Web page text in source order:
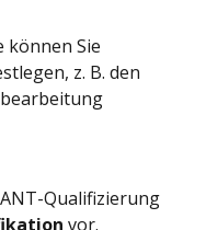
können Sie
z. B. den
Qualifizierung
vor.